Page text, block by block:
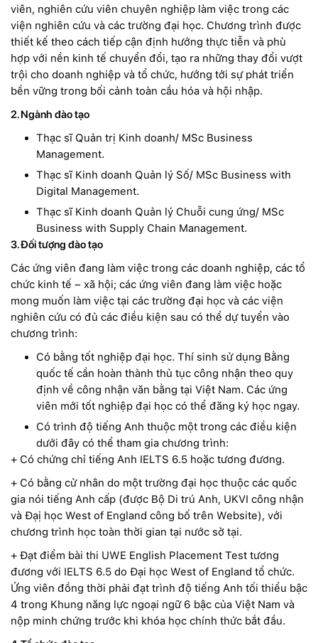
viên, nghiên cứu viên chuyên nghiệp làm việc trong các
viện nghiên cứu và các trường đại học. Chương trình được
thiết kế theo cách tiếp cận định hướng thực tiễn và phù
hợp với nền kinh tế chuyển đổi, tạo ra những thay đổi vượt
trội cho doanh nghiệp và tổ chức, hướng tới sự phát triển
bền vững trong bối cảnh toàn cầu hóa và hội nhập.
2. Ngành đào tạo
Thạc sĩ Quản trị Kinh doanh/ MSc Business
Management.
Thạc sĩ Kinh doanh Quản lý Số/ MSc Business with
Digital Management.
Thạc sĩ Kinh doanh Quản lý Chuỗi cung ứng/ MSc
Business with Supply Chain Management.
3. Đối tượng đào tạo
Các ứng viên đang làm việc trong các doanh nghiệp, các tổ
chức kinh tế – xã hội; các ứng viên đang làm việc hoặc
mong muốn làm việc tại các trường đại học và các viện
nghiên cứu có đủ các điều kiện sau có thể dự tuyển vào
chương trình:
Có bằng tốt nghiệp đại học. Thí sinh sử dụng Bằng
quốc tế cần hoàn thành thủ tục công nhận theo quy
định về công nhận văn bằng tại Việt Nam. Các ứng
viên mới tốt nghiệp đại học có thể đăng ký học ngay.
Có trình độ tiếng Anh thuộc một trong các điều kiện
dưới đây có thể tham gia chương trình:
+ Có chứng chỉ tiếng Anh IELTS 6.5 hoặc tương đương.
+ Có bằng cử nhân do một trường đại học thuộc các quốc
gia nói tiếng Anh cấp (được Bộ Di trú Anh, UKVI công nhận
và Đạị học West of England công bố trên Website), với
chương trình học toàn thời gian tại nước sở tại.
+ Đạt điểm bài thi UWE English Placement Test tương
đương với IELTS 6.5 do Đại học West of England tổ chức.
Ứng viên đồng thời phải đạt trình độ tiếng Anh tối thiểu bậc
4 trong Khung năng lực ngoại ngữ 6 bậc của Việt Nam và
nộp minh chứng trước khi khóa học chính thức bắt đầu.